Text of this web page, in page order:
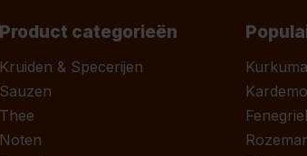
Product categorieën
Kruiden & Specerijen
Sauzen
Thee
Noten
Kurkuma